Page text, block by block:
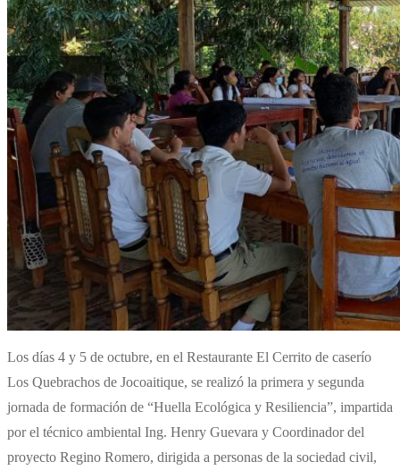
Los días 4 y 5 de octubre, en el Restaurante El Cerrito de caserío
Los Quebrachos de Jocoaitique, se realizó la primera y segunda
jornada de formación de “Huella Ecológica y Resiliencia”, impartida
por el técnico ambiental Ing. Henry Guevara y Coordinador del
proyecto Regino Romero, dirigida a personas de la sociedad civil,